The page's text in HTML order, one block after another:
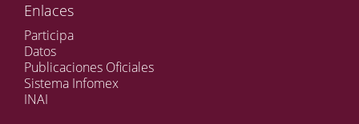
Enlaces
Participa
Datos
Publicaciones Oficiales
Sistema Infomex
INAI